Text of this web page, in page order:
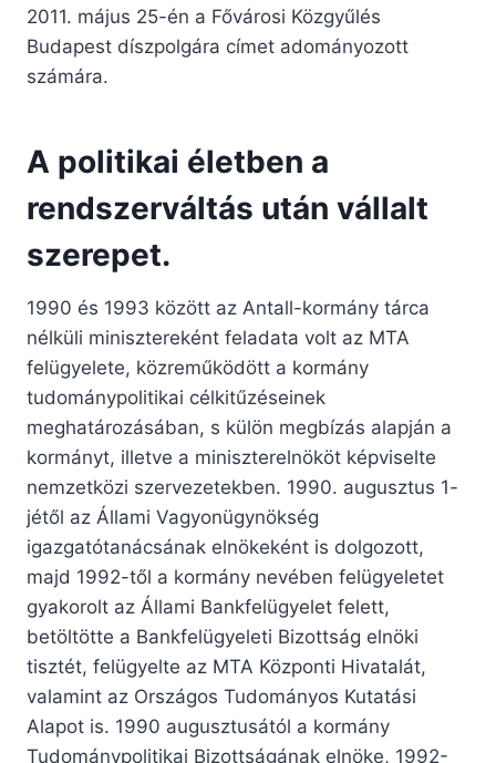
2011. május 25-én a Fővárosi Közgyűlés
Budapest díszpolgára címet adományozott
számára.
A politikai életben a
rendszerváltás után vállalt
szerepet.
1990 és 1993 között az Antall-kormány tárca
nélküli minisztereként feladata volt az MTA
felügyelete, közreműködött a kormány
tudománypolitikai célkitűzéseinek
meghatározásában, s külön megbízás alapján a
kormányt, illetve a miniszterelnököt képviselte
nemzetközi szervezetekben. 1990. augusztus 1-
jétől az Állami Vagyonügynökség
igazgatótanácsának elnökeként is dolgozott,
majd 1992-től a kormány nevében felügyeletet
gyakorolt az Állami Bankfelügyelet felett,
betöltötte a Bankfelügyeleti Bizottság elnöki
tisztét, felügyelte az MTA Központi Hivatalát,
valamint az Országos Tudományos Kutatási
Alapot is. 1990 augusztusától a kormány
Tudománypolitikai Bizottságának elnöke, 1992-